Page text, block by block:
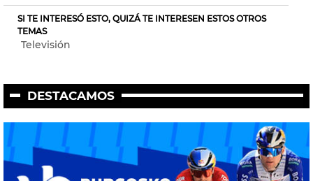
SI TE INTERESÓ ESTO, QUIZÁ TE INTERESEN ESTOS OTROS
TEMAS
Televisión
DESTACAMOS